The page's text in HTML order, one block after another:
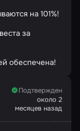
на 101%!
за
обеспечена!
Подтвержден
около 2
месяцев назад